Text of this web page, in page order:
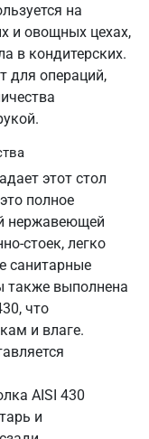
на
и овощных цехах,
в кондитерских.
для операций,
этот стол
полное
нержавеющей
стоек, легко
санитарные
также выполнена
что
и влаге.
AISI 430
и